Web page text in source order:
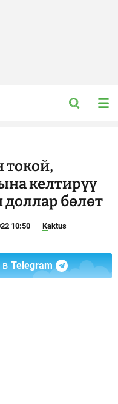
келтирүү
доллар бөлөт
10:50 Kaktus
в Telegram